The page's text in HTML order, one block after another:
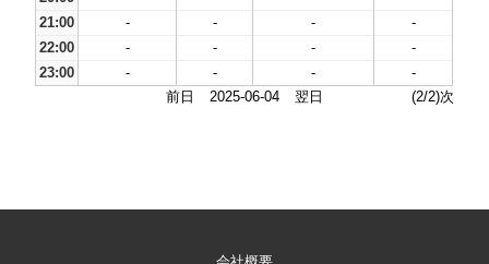
21:00
- - -
-
22:00
- - -
-
23:00
- - -
-
前日
2025-06-04 翌日 (2/2)次